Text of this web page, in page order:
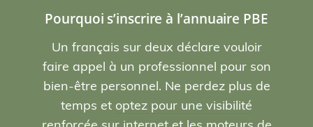
Pourquoi s’inscrire à l’annuaire PBE
Un français sur deux déclare vouloir
faire appel à un professionnel pour son
bien-être personnel. Ne perdez plus de
temps et optez pour une visibilité